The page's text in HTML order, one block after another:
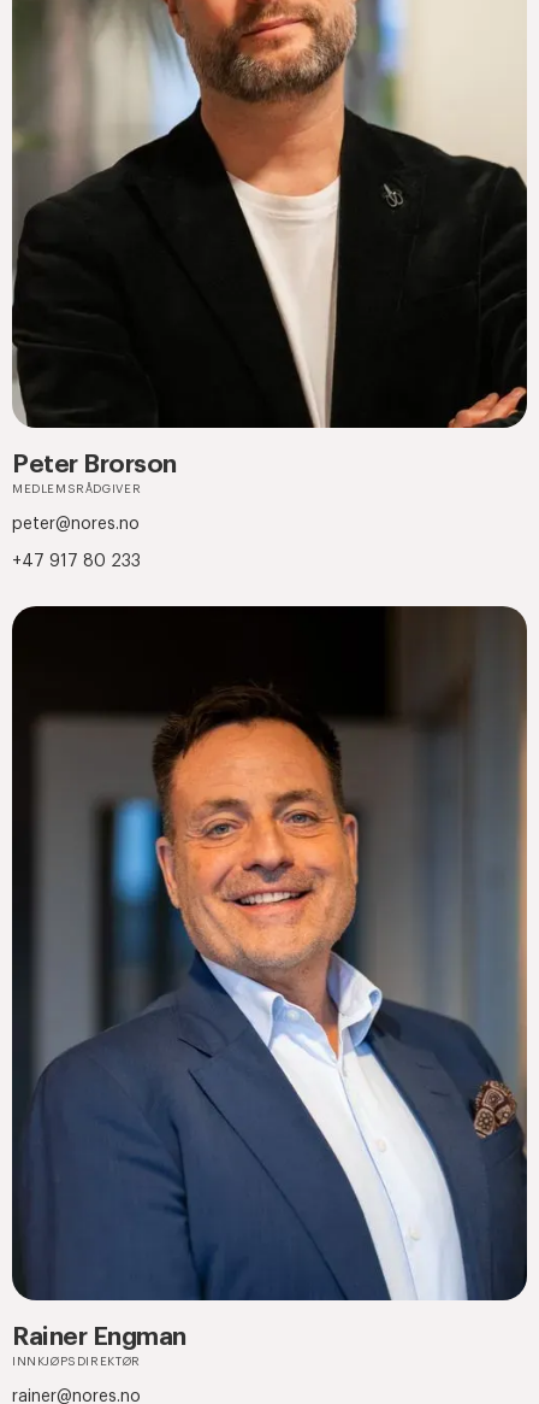
Peter Brorson
MEDLEMSRÅDGIVER
peter@nores.no
+47 917 80 233
Rainer Engman
INNKJØPSDIREKTØR
rainer@nores.no